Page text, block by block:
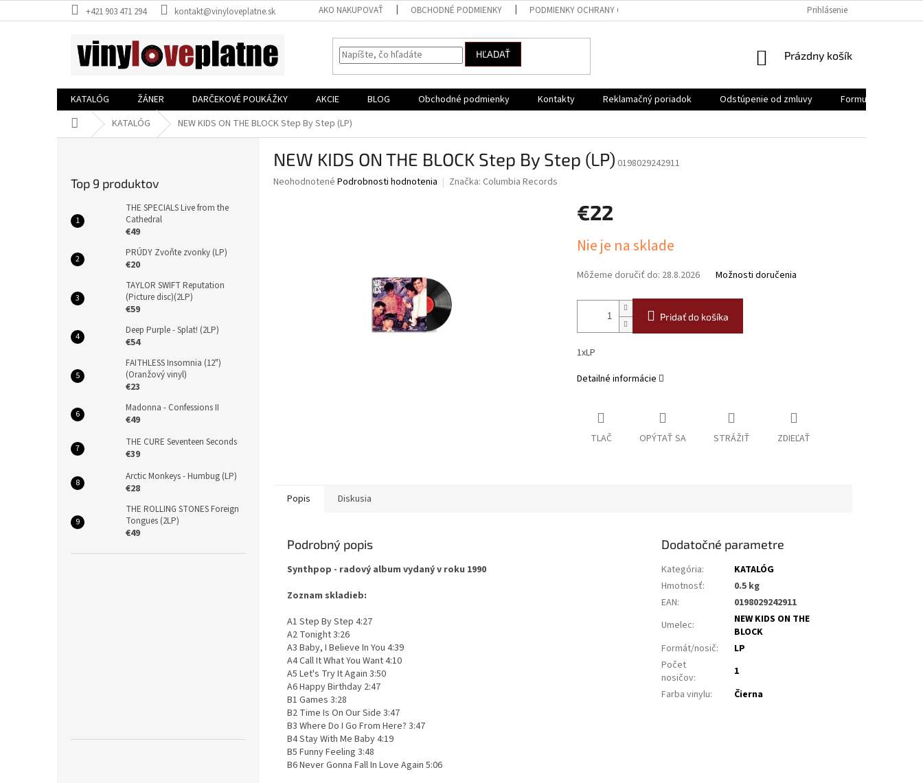
na
+421 903 471 294 kontakt@vinyloveplatne.sk AKO NAKUPOVAŤ OBCHODNÉ PODMIENKY PODMIENKY OCHRANY OSOBNÝCH ÚDAJOV REKLAMAČNÝ PORIADOK FORMULÁR NA
Prihlásenie
HĽADAŤ
NÁKUPNÝ
Prázdny košík
KATALÓG ŽÁNER DARČEKOVÉ POUKÁŽKY AKCIE BLOG Obchodné podmienky Kontakty Reklamačný poriadok Odstúpenie od zmluvy
Formulár na
DomovKATALÓG NEW KIDS ON THE BLOCK Step By Step (LP)
Top 9 produktov
THE SPECIALS Live from the
Cathedral
€49
PRÚDY Zvoňte zvonky (LP)
€20
TAYLOR SWIFT Reputation
(Picture disc)(2LP)
€59
Deep Purple - Splat! (2LP)
€54
FAITHLESS Insomnia (12")
(Oranžový vinyl)
€23
Madonna - Confessions II
€49
THE CURE Seventeen Seconds
€39
Arctic Monkeys - Humbug (LP)
€28
THE ROLLING STONES Foreign
Tongues (2LP)
€49
NEW KIDS ON THE BLOCK Step By Step (LP) 0198029242911
Priemerné
Neohodnotené Podrobnosti hodnotenia Značka: Columbia Records
€22
cena:
Nie je na sklade
Môžeme doručiť do: 28.8.2026 Možnosti doručenia
Pridať do košíka
1xLP
Detailné informácie
TLAČ OPÝTAŤ SA STRÁŽIŤ ZDIEĽAŤ
Popis Diskusia
Podrobný popis
Synthpop - radový album vydaný v roku 1990
Zoznam skladieb:
A1 Step By Step 4:27
A2 Tonight 3:26
A3 Baby, I Believe In You 4:39
A4 Call It What You Want 4:10
A5 Let's Try It Again 3:50
A6 Happy Birthday 2:47
B1 Games 3:28
B2 Time Is On Our Side 3:47
B3 Where Do I Go From Here? 3:47
B4 Stay With Me Baby 4:19
B5 Funny Feeling 3:48
B6 Never Gonna Fall In Love Again 5:06
Dodatočné parametre
Kategória:
KATALÓG
Hmotnosť:
0.5 kg
EAN:
0198029242911
Umelec:
NEW KIDS ON THE
BLOCK
Formát/nosič:
LP
Počet
nosičov:
1
Farba vinylu: Čierna